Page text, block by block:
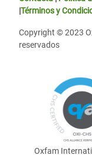
|Términos y
Copyright © 2023
reservados
Oxfam